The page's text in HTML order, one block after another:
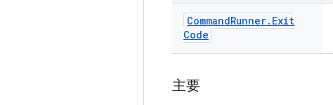
CommandRunner. Exit
Code
主要